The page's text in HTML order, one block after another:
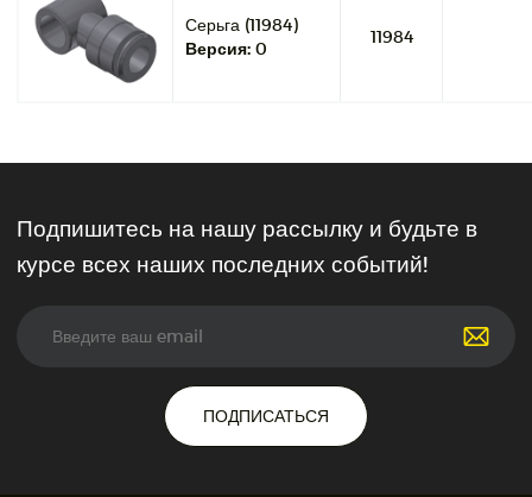
Серьга (11984)
Версия: 0
11984
Подпишитесь на нашу рассылку и будьте в
курсе всех наших последних событий!
ПОДПИСАТЬСЯ